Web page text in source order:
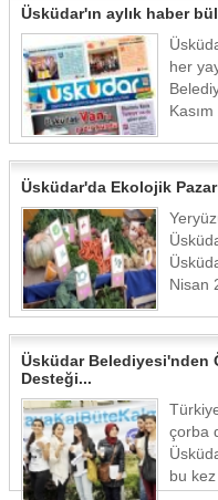
Üsküdar'ın aylık haber
her
Kasım
Üsküdar'da Ekolojik Pazar
Nisan
Üsküdar Belediyesi'nden
Desteği...
çorba
bu kez